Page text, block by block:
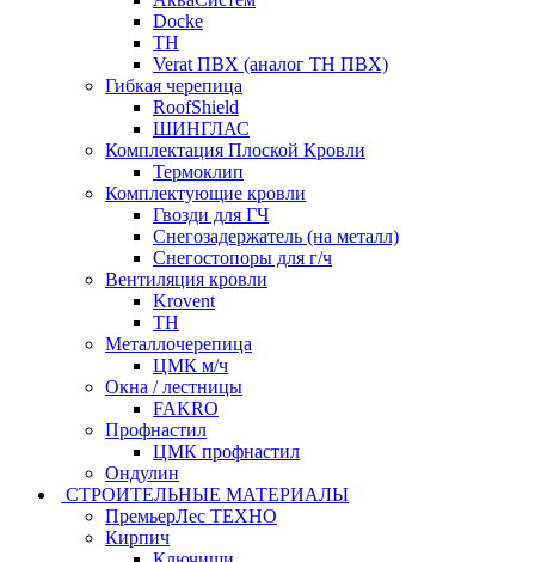
Docke
ТН
Verat ПВХ (аналог ТН ПВХ)
Гибкая черепица
RoofShield
ШИНГЛАС
Комплектация Плоской Кровли
Термоклип
Комплектующие кровли
Гвозди для ГЧ
Снегозадержатель (на металл)
Снегостопоры для г/ч
Вентиляция кровли
Krovent
ТН
Металлочерепица
ЦМК м/ч
Окна / лестницы
FAKRO
Профнастил
ЦМК профнастил
Ондулин
СТРОИТЕЛЬНЫЕ МАТЕРИАЛЫ
ПремьерЛес ТЕХНО
Кирпич